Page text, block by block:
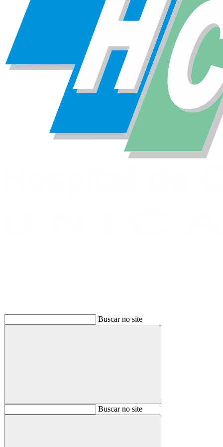
Buscar no site
BuscarBuscar no site